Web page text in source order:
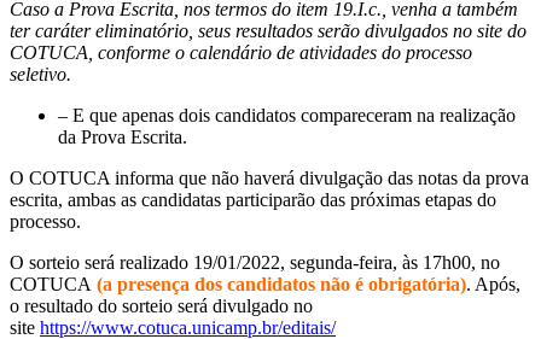
Caso a Prova Escrita, nos termos do item 19.I.c., venha a também
ter caráter eliminatório, seus resultados serão divulgados no site do
COTUCA, conforme o calendário de atividades do processo
seletivo.
– E que apenas dois candidatos compareceram na realização
da Prova Escrita.
O COTUCA informa que não haverá divulgação das notas da prova
escrita, ambas as candidatas participarão das próximas etapas do
processo.
O sorteio será realizado 19/01/2022, segunda-feira, às 17h00, no
COTUCA (a presença dos candidatos não é obrigatória). Após,
o resultado do sorteio será divulgado no
site https://www.cotuca.unicamp.br/editais/